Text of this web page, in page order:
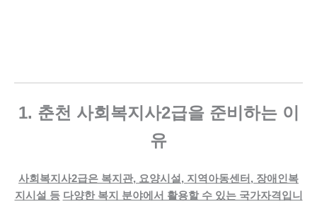
1. 춘천 사회복지사2급을 준비하는 이
유
사회복지사2급은 복지관, 요양시설, 지역아동센터, 장애인복
지시설 등 다양한 복지 분야에서 활용할 수 있는 국가자격입니